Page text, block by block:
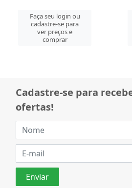
Faça seu login ou
cadastre-se para
ver preços e
comprar
Cadastre-se para
ofertas!